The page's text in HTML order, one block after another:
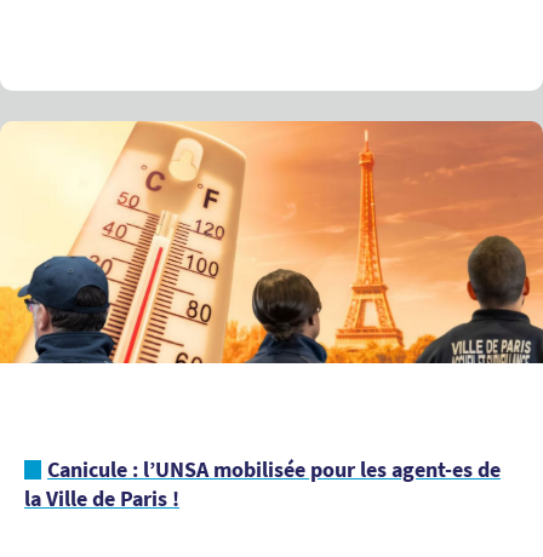
Canicule : l’UNSA mobilisée pour les agent-es de
la Ville de Paris !